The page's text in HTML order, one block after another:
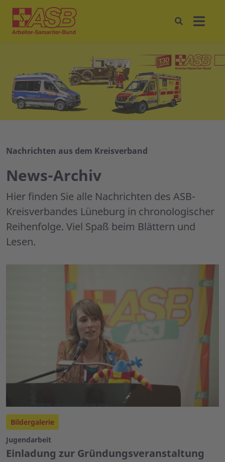
Nachrichten aus dem Kreisverband
News-Archiv
Hier finden Sie alle Nachrichten des ASB-
Kreisverbandes Lüneburg in chronologischer
Reihenfolge. Viel Spaß beim Blättern und
Lesen.
Bildergalerie
Jugendarbeit
Einladung zur Gründungsveranstaltung